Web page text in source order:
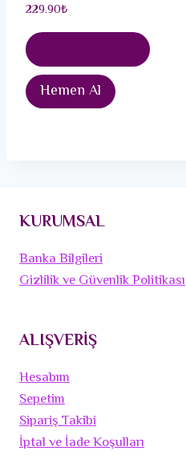
229.90₺
Hemen Al
KURUMSAL
Banka Bilgileri
Gizlilik ve Güvenlik Politikası
ALIŞVERİŞ
Hesabım
Sepetim
Sipariş Takibi
İptal ve İade Koşulları